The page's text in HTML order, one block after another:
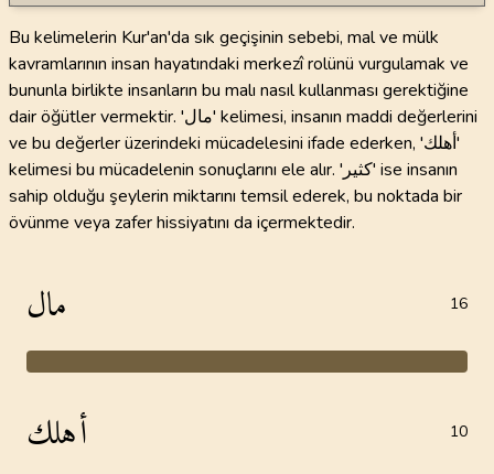
Bu kelimelerin Kur'an'da sık geçişinin sebebi, mal ve mülk
kavramlarının insan hayatındaki merkezî rolünü vurgulamak ve
bununla birlikte insanların bu malı nasıl kullanması gerektiğine
dair öğütler vermektir. 'مال' kelimesi, insanın maddi değerlerini
ve bu değerler üzerindeki mücadelesini ifade ederken, 'أهلك'
kelimesi bu mücadelenin sonuçlarını ele alır. 'كثير' ise insanın
sahip olduğu şeylerin miktarını temsil ederek, bu noktada bir
övünme veya zafer hissiyatını da içermektedir.
مال 16
أهلك 10